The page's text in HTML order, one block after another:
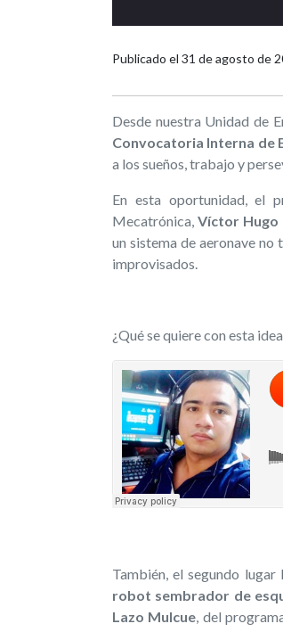
Publicado el 31 de agosto de
Desde nuestra Unidad de
Convocatoria Interna de
a los sueños, trabajo y
En esta oportunidad, el
Mecatrónica, Víctor Hugo
un sistema de aeronave
improvisados.
¿Qué se quiere con esta
También, el segundo
robot sembrador de
Lazo Mulcue , del